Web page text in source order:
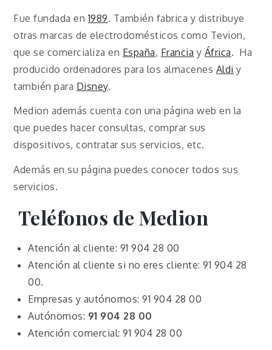
Fue fundada en1989. También fabrica y distribuye
otras marcas de electrodomésticos como Tevion,
que se comercializa en España, Francia y África. Ha
producido ordenadores para los almacenes Aldi y
también para Disney.
Medion además cuenta con una página web en la
que puedes hacer consultas, comprar sus
dispositivos, contratar sus servicios, etc.
Además en su página puedes conocer todos sus
servicios.
Teléfonos de Medion
Atención al cliente: 91 904 28 00
Atención al cliente si no eres cliente: 91 904 28
00.
Empresas y autónomos: 91 904 28 00
Autónomos: 91 904 28 00
Atención comercial: 91 904 28 00